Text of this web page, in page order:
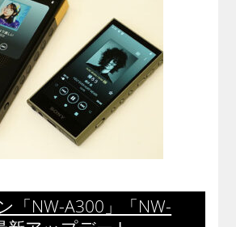
「NW-A300」「NW-